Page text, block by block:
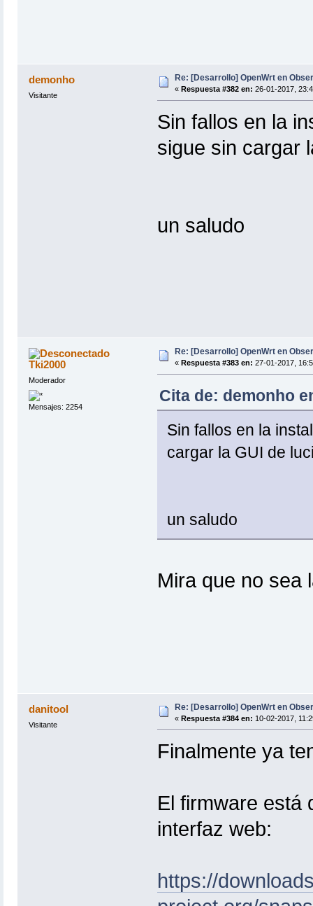
demonho
Visitante
Re: [Desarrollo] OpenWrt en
« Respuesta #382 en: 26-01-2017,
Sin fallos en la
sigue sin cargar
un saludo
Tki2000
Moderador
Mensajes: 2254
Re: [Desarrollo] OpenWrt en
« Respuesta #383 en: 27-01-2017,
Cita de: demonho
Sin fallos en la
cargar la GUI de
un saludo
Mira que no sea
danitool
Visitante
Re: [Desarrollo] OpenWrt en
« Respuesta #384 en: 10-02-2017,
Finalmente ya
El firmware está
interfaz web:
https://